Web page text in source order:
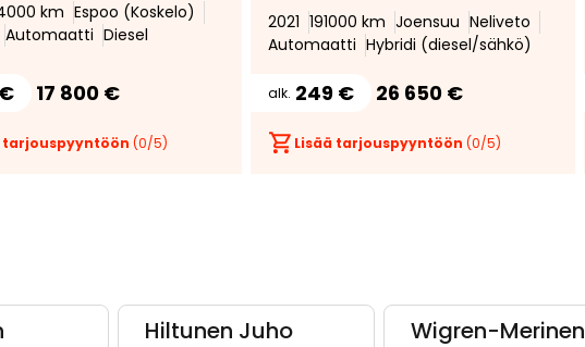
* Monitoiminäyttö *
ja vanteet *
km Espoo (Koskelo)
Automaatti Diesel
17 800 €
tarjouspyyntöön (0/5)
Keyless, VOC, Suomi auto
2021 191000 km Joensuu Neliveto
Automaatti Hybridi (diesel/sähkö)
alk. 249 € 26 650 €
Lisää tarjouspyyntöön (0/5)
Hiltunen Juho
Wigren-Merinen